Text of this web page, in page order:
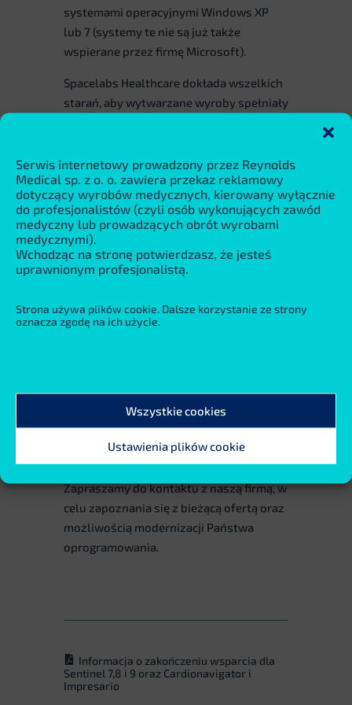
Serwis internetowy prowadzony przez Reynolds
Medical sp. z o. o. zawiera przekaz reklamowy
dotyczący wyrobów medycznych, kierowany wyłącznie
do profesjonalistów (czyli osób wykonujących zawód
medyczny lub prowadzących obrót wyrobami
medycznymi).
Wchodząc na stronę potwierdzasz, że jesteś
uprawnionym profesjonalistą.
Strona używa plików cookie. Dalsze korzystanie ze strony
oznacza zgodę na ich użycie.
Wszystkie cookies
Ustawienia plików cookie
systemami operacyjnymi Windows XP
lub 7 (systemy te nie są już także
wspierane przez firmę Microsoft).
Spacelabs Healthcare dokłada wszelkich
starań, aby wytwarzane wyroby spełniały
zakresie bezpieczeństwa cyfrowego,
ochrony danych osobowych, oczekiwań
w zakresie intraoperacyjności oraz
zastosowanych technologii
informatycznych powodują, że
wymienione wyroby musiały zostać
zastąpione przez nowe modele
wycofane wyroby są elementem Państwa
zachować wykorzystywaną bazę
rejestratorów oraz zapewni ciągłość
do aktualnych standardów i wymogów.
Zapraszamy do kontaktu z naszą firmą, w
celu zapoznania się z bieżącą ofertą oraz
możliwością modernizacji Państwa
oprogramowania.
Informacja o zakończeniu wsparcia dla
Sentinel 7,8 i 9 oraz Cardionavigator i
Impresario